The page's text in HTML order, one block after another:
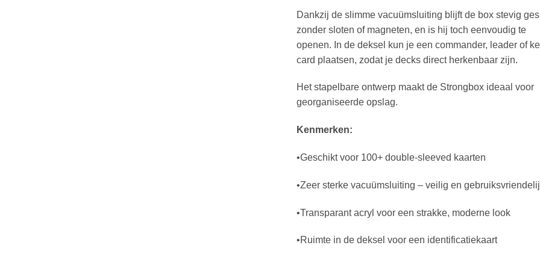
Dankzij de slimme vacuümsluiting blijft de box stevig
zonder sloten of magneten, en is hij toch eenvoudig te
openen. In de deksel kun je een commander, leader of
card plaatsen, zodat je decks direct herkenbaar zijn.
Het stapelbare ontwerp maakt de Strongbox ideaal voor
georganiseerde opslag.
Kenmerken:
•Geschikt voor 100+ double‑sleeved kaarten
•Zeer sterke vacuümsluiting – veilig en
•Transparant acryl voor een strakke, moderne look
•Ruimte in de deksel voor een identificatiekaart